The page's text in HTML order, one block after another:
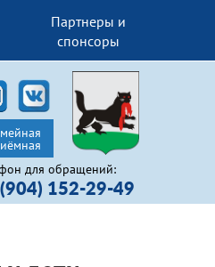
Партнеры и
спонсоры
для обращений:
152-29-49